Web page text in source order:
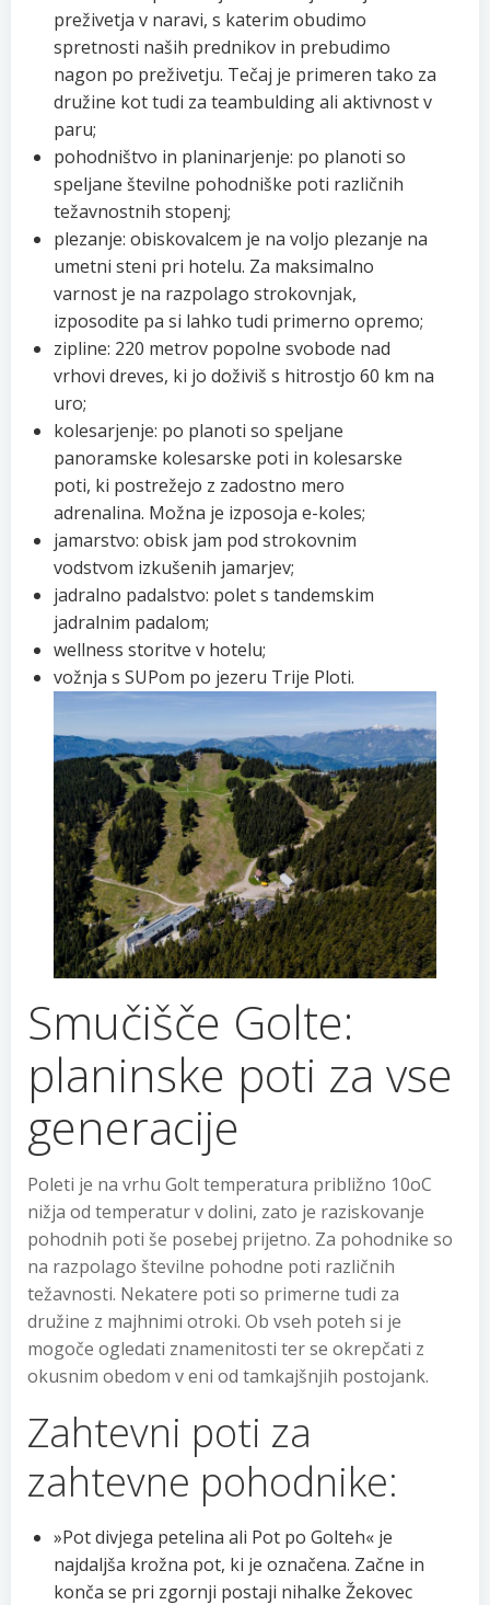
preživetja v naravi, s katerim obudimo
spretnosti naših prednikov in prebudimo
nagon po preživetju. Tečaj je primeren tako za
družine kot tudi za teambulding ali aktivnost v
paru;
pohodništvo in planinarjenje: po planoti so
speljane številne pohodniške poti različnih
težavnostnih stopenj;
plezanje: obiskovalcem je na voljo plezanje na
umetni steni pri hotelu. Za maksimalno
varnost je na razpolago strokovnjak,
izposodite pa si lahko tudi primerno opremo;
zipline: 220 metrov popolne svobode nad
vrhovi dreves, ki jo doživiš s hitrostjo 60 km na
uro;
kolesarjenje: po planoti so speljane
panoramske kolesarske poti in kolesarske
poti, ki postrežejo z zadostno mero
adrenalina. Možna je izposoja e-koles;
jamarstvo: obisk jam pod strokovnim
vodstvom izkušenih jamarjev;
jadralno padalstvo: polet s tandemskim
jadralnim padalom;
wellness storitve v hotelu;
vožnja s SUPom po jezeru Trije Ploti.
Smučišče Golte:
planinske poti za vse
generacije
Poleti je na vrhu Golt temperatura približno 10oC
nižja od temperatur v dolini, zato je raziskovanje
pohodnih poti še posebej prijetno. Za pohodnike so
na razpolago številne pohodne poti različnih
težavnosti. Nekatere poti so primerne tudi za
družine z majhnimi otroki. Ob vseh poteh si je
mogoče ogledati znamenitosti ter se okrepčati z
okusnim obedom v eni od tamkajšnjih postojank.
Zahtevni poti za
zahtevne pohodnike:
»Pot divjega petelina ali Pot po Golteh« je
najdaljša krožna pot, ki je označena. Začne in
konča se pri zgornji postaji nihalke Žekovec